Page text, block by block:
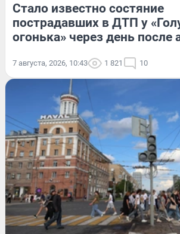
Стало известно состяние
пострадавших в ДТП у
огонька» через день после
7 августа, 2026, 10:43 1 821 10